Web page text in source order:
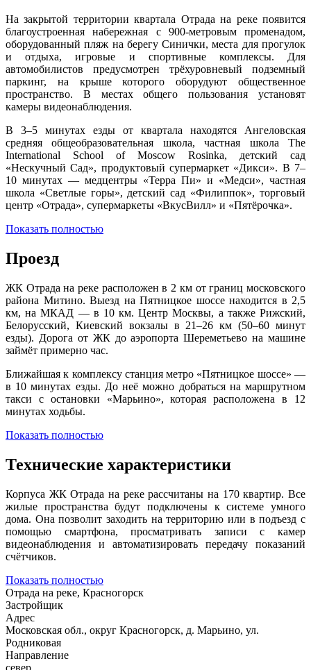
На закрытой территории квартала Отрада на реке появится
благоустроенная набережная с 900-метровым променадом,
оборудованный пляж на берегу Синички, места для прогулок
и отдыха, игровые и спортивные комплексы. Для
автомобилистов предусмотрен трёхуровневый подземный
паркинг, на крыше которого оборудуют общественное
пространство. В местах общего пользования установят
камеры видеонаблюдения.
В 3–5 минутах езды от квартала находятся Ангеловская
средняя общеобразовательная школа, частная школа The
International School of Moscow Rosinka, детский сад
«Нескучный Сад», продуктовый супермаркет «Дикси». В 7–
10 минутах — медцентры «Терра Пи» и «Медси», частная
школа «Светлые горы», детский сад «Филиппок», торговый
центр «Отрада», супермаркеты «ВкусВилл» и «Пятёрочка».
Показать полностью
Проезд
ЖК Отрада на реке расположен в 2 км от границ московского
района Митино. Выезд на Пятницкое шоссе находится в 2,5
км, на МКАД — в 10 км. Центр Москвы, а также Рижский,
Белорусский, Киевский вокзалы в 21–26 км (50–60 минут
езды). Дорога от ЖК до аэропорта Шереметьево на машине
займёт примерно час.
Ближайшая к комплексу станция метро «Пятницкое шоссе» —
в 10 минутах езды. До неё можно добраться на маршрутном
такси с остановки «Марьино», которая расположена в 12
минутах ходьбы.
Показать полностью
Технические характеристики
Корпуса ЖК Отрада на реке рассчитаны на 170 квартир. Все
жилые пространства будут подключены к системе умного
дома. Она позволит заходить на территорию или в подъезд с
помощью смартфона, просматривать записи с камер
видеонаблюдения и автоматизировать передачу показаний
счётчиков.
Показать полностью
Отрада на реке, Красногорск
Застройщик
Адрес
Московская обл., округ Красногорск, д. Марьино, ул.
Родниковая
Направление
север